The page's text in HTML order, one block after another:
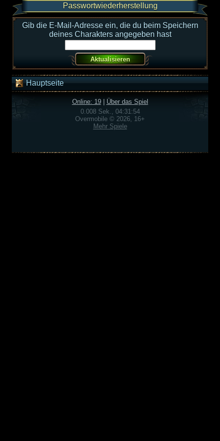
Passwortwiederherstellung
Gib die E-Mail-Adresse ein, die du beim Speichern
deines Charakters angegeben hast
Hauptseite
Online: 19| Über das Spiel
0.008 Sek., 04:31:54
Overmobile © 2026, 16+
Mehr Spiele